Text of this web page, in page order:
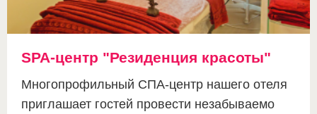
SPA-центр "Резиденция красоты"
Многопрофильный СПА-центр нашего отеля
приглашает гостей провести незабываемо